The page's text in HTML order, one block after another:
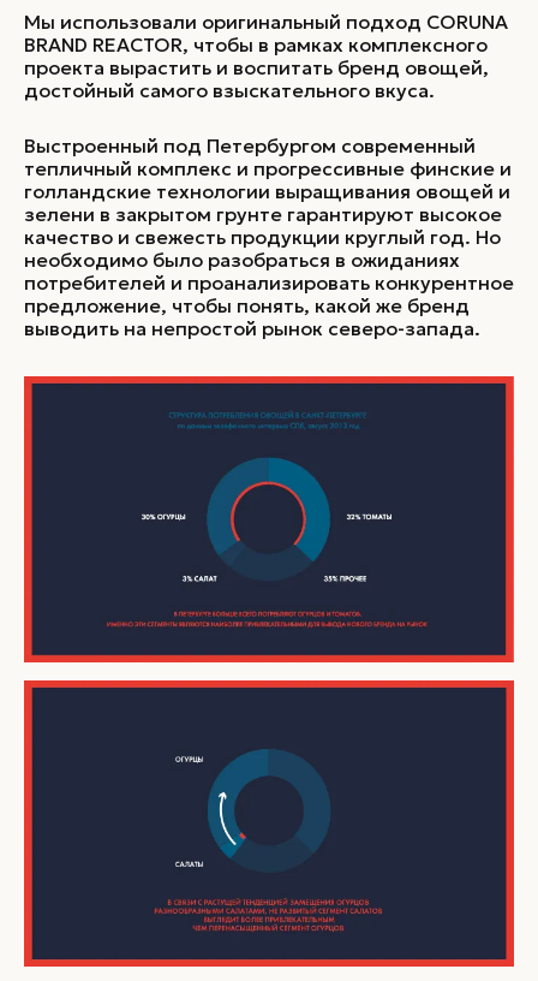
Мы использовали оригинальный подход CORUNA
BRAND REACTOR, чтобы в рамках комплексного
проекта вырастить и воспитать бренд овощей,
достойный самого взыскательного вкуса.
Выстроенный под Петербургом современный
тепличный комплекс и прогрессивные финские и
голландские технологии выращивания овощей и
зелени в закрытом грунте гарантируют высокое
качество и свежесть продукции круглый год. Но
необходимо было разобраться в ожиданиях
потребителей и проанализировать конкурентное
предложение, чтобы понять, какой же бренд
выводить на непростой рынок северо-запада.